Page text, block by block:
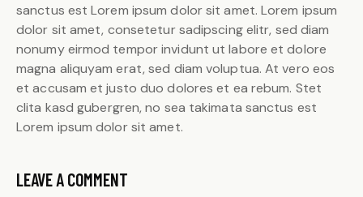
sanctus est Lorem ipsum dolor sit amet. Lorem ipsum
dolor sit amet, consetetur sadipscing elitr, sed diam
nonumy eirmod tempor invidunt ut labore et dolore
magna aliquyam erat, sed diam voluptua. At vero eos
et accusam et justo duo dolores et ea rebum. Stet
clita kasd gubergren, no sea takimata sanctus est
Lorem ipsum dolor sit amet.
LEAVE A COMMENT